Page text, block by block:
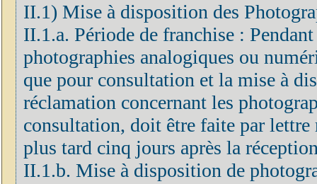
II.1) Mise à disposition des
II.1.a. Période de franchise :
photographies analogiques ou
que pour consultation et la mise à
réclamation concernant les
consultation, doit être faite par lettre
plus tard cinq jours après la
II.1.b. Mise à disposition de